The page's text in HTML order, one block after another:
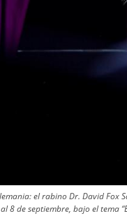
el rabino Dr. David Fox
8 de septiembre, bajo el tema